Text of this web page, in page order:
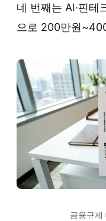
네 번째는 AI·핀테
으로 200만원
금융규제